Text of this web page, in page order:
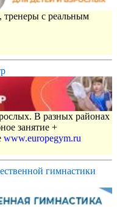
тренеры с реальным
В разных районах
занятие +
www.europegym.ru
гимнастики